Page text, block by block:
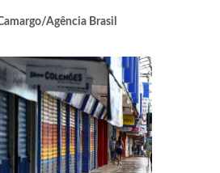
Agência Brasil